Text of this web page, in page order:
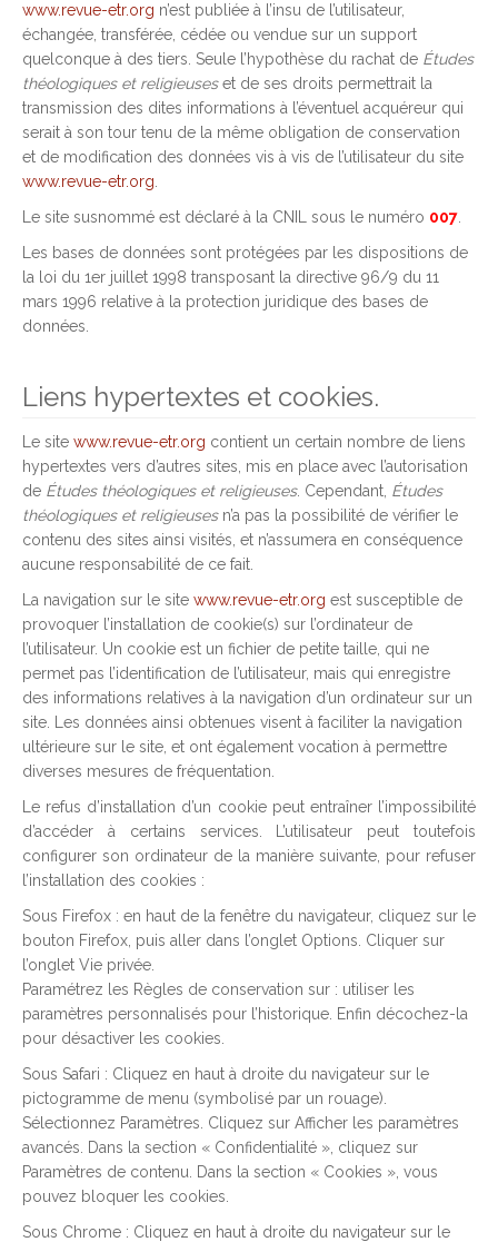
www.revue-etr.org n’est publiée à l’insu de l’utilisateur,
échangée, transférée, cédée ou vendue sur un support
quelconque à des tiers. Seule l’hypothèse du rachat de Études
théologiques et religieuseset de ses droits permettrait la
transmission des dites informations à l’éventuel acquéreur qui
serait à son tour tenu de la même obligation de conservation
et de modification des données vis à vis de l’utilisateur du site
www.revue-etr.org
Le site susnommé est déclaré à la CNIL sous le numéro 007
Les bases de données sont protégées par les dispositions de
la loi du 1er juillet 1998 transposant la directive 96/9 du 11
mars 1996 relative à la protection juridique des bases de
données.
Liens hypertextes et cookies.
Le site www.revue-etr.org contient un certain nombre de liens
hypertextes vers d’autres sites, mis en place avec l’autorisation
de Études théologiques et religieuses. Cependant, Études
théologiques et religieusesn’a pas la possibilité de vérifier le
contenu des sites ainsi visités, et n’assumera en conséquence
aucune responsabilité de ce fait.
La navigation sur le site www.revue-etr.org est susceptible de
provoquer l’installation de cookie(s) sur l’ordinateur de
l’utilisateur. Un cookie est un fichier de petite taille, qui ne
permet pas l’identification de l’utilisateur, mais qui enregistre
des informations relatives à la navigation d’un ordinateur sur un
site. Les données ainsi obtenues visent à faciliter la navigation
ultérieure sur le site, et ont également vocation à permettre
diverses mesures de fréquentation.
Le refus d’installation d’un cookie peut entraîner l’impossibilité
d’accéder à certains services. L’utilisateur peut toutefois
configurer son ordinateur de la manière suivante, pour refuser
l’installation des cookies :
Sous Firefox : en haut de la fenêtre du navigateur, cliquez sur le
bouton Firefox, puis aller dans l’onglet Options. Cliquer sur
l’onglet Vie privée.
Paramétrez les Règles de conservation sur : utiliser les
paramètres personnalisés pour l’historique. Enfin décochez-la
pour désactiver les cookies.
Sous Safari : Cliquez en haut à droite du navigateur sur le
pictogramme de menu (symbolisé par un rouage).
Sélectionnez Paramètres. Cliquez sur Afficher les paramètres
avancés. Dans la section « Confidentialité », cliquez sur
Paramètres de contenu. Dans la section « Cookies », vous
pouvez bloquer les cookies.
Sous Chrome : Cliquez en haut à droite du navigateur sur le